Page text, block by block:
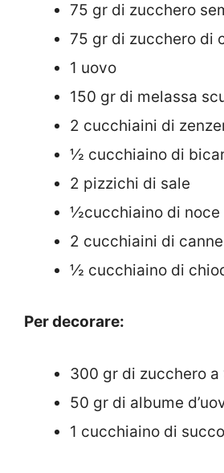
75 gr di zucchero
75 gr di zucchero di
1 uovo
150 gr di melassa
2 cucchiaini di
½ cucchiaino di
2 pizzichi di sale
½cucchiaino di noce
2 cucchiaini di
½ cucchiaino di
Per decorare:
300 gr di zucchero
50 gr di albume
1 cucchiaino di